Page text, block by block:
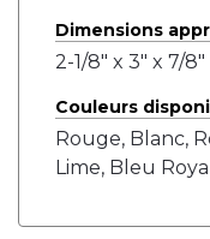
Dimensions
2-1/8" x 3" x 7/8"
Couleurs
Rouge, Blanc,
Lime, Bleu